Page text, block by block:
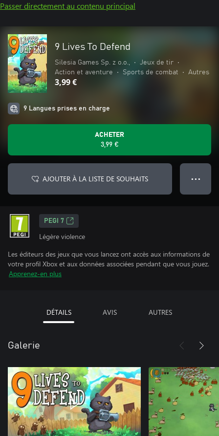
Passer directement au contenu principal
9 Lives To Defend
Silesia Games Sp. z o.o., • Jeux de tir
•
Action et aventure
• Sports de combat • Autres
3,99 €
9 Langues prises en charge
ACHETER
3,99 €
AJOUTER À LA LISTE DE SOUHAITS ● ● ●
PEGI 7
Légère violence
Les éditeurs des jeux que vous lancez ont accès aux informations de
votre profil Xbox et aux données associées pendant que vous jouez.
Apprenez-en plus
DÉTAILS AVIS AUTRES
Galerie